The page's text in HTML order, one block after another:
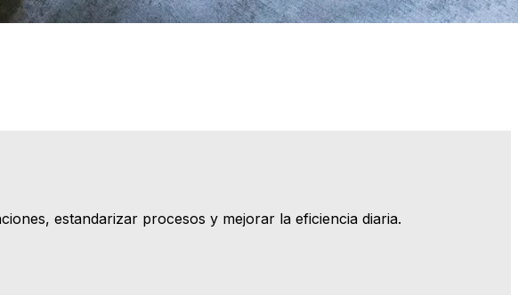
estandarizar procesos y mejorar la eficiencia diaria.